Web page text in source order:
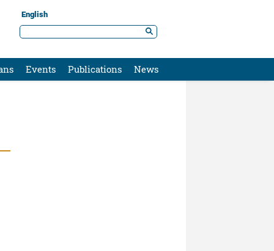
English
Events Publications News